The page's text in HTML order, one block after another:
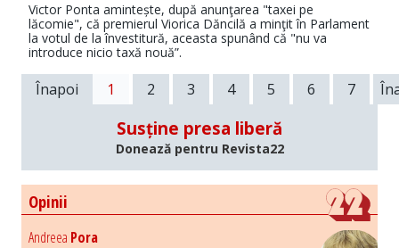
Victor Ponta amintește, după anunţarea "taxei pe
lăcomie", că premierul Viorica Dăncilă a minţit în Parlament
la votul de la învestitură, aceasta spunând că "nu va
introduce nicio taxă nouă”.
Înapoi 1 2 3 4 5 6 7
Susține presa liberă
Donează pentru Revista22
Opinii
Andreea Pora